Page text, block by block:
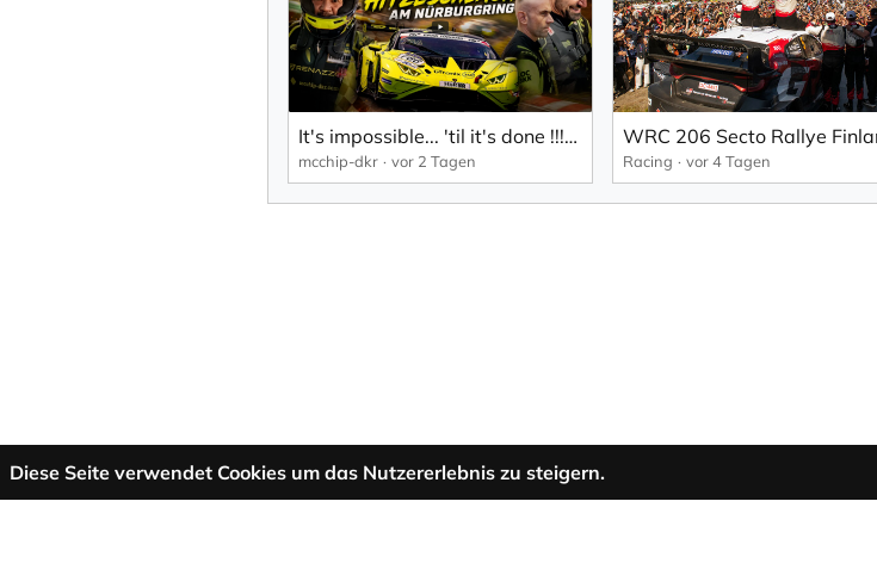
It's impossible... 'til it's done !!! | NLS 6 | mcchip-dkr
mcchip-dkr vor 2 Tagen Racing vor 4 Tagen
Diese Seite verwendet Cookies um das Nutzererlebnis zu steigern.